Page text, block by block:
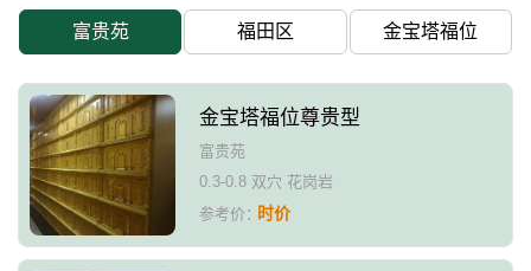
富贵苑 福田区 金宝塔福位
金宝塔福位尊贵型
富贵苑
0.3-0.8 双穴 花岗岩
参考价：时价